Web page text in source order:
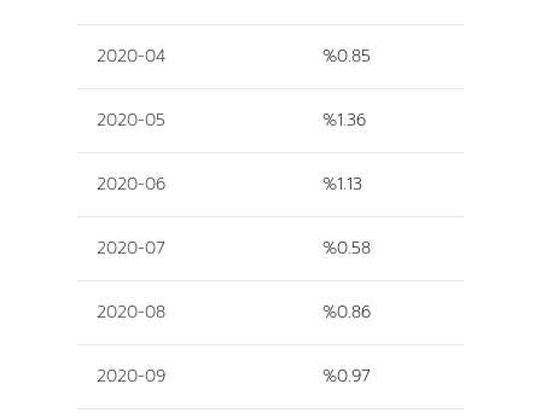
2020-04 %0.85
2020-05 %1.36
2020-06 %1.13
2020-07 %0.58
2020-08 %0.86
2020-09 %0.97